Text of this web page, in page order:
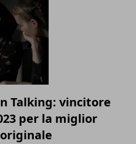
Talking: vincitore
per la miglior